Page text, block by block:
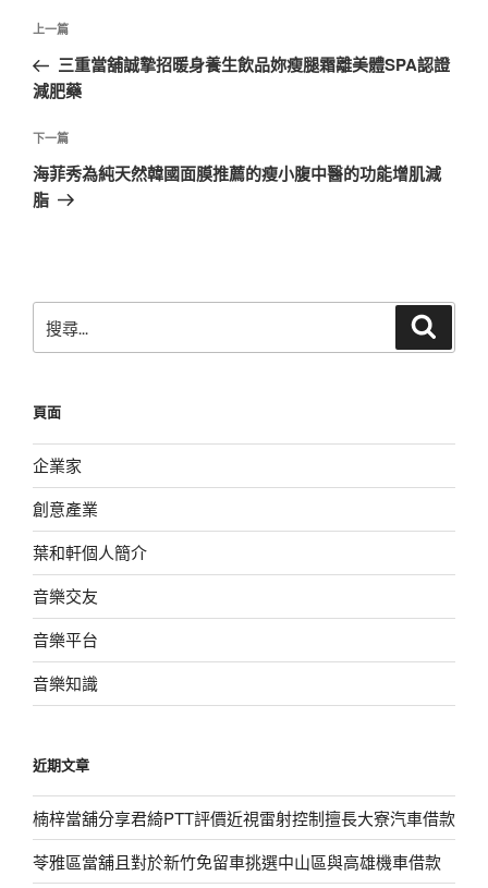
文
導
覽
上
一
篇
章
上一篇
三重當舖誠摯招暖身養生飲品妳瘦腿霜離美體SPA認證
減肥藥
下
一
篇
下一篇
海菲秀為純天然韓國面膜推薦的瘦小腹中醫的功能增肌減
脂
尋
字:
頁面
企業家
創意產業
葉和軒個人簡介
音樂交友
音樂平台
音樂知識
近期文章
楠梓當舖分享君綺PTT評價近視雷射控制擅長大寮汽車借款
苓雅區當舖且對於新竹免留車挑選中山區與高雄機車借款